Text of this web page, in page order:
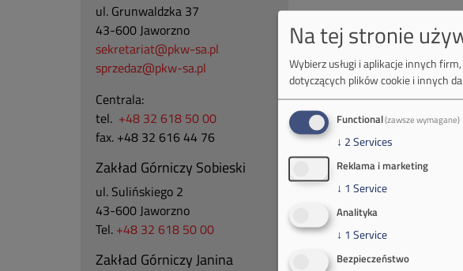
ul. Grunwaldzka 37
43-600 Jaworzno
sekretariat@pkw-sa.pl
sprzedaz@pkw-sa.pl
Centrala:
tel. +48 32 618 50 00
fax. +48 32 616 44 76
Zakład Górniczy Sobieski
ul. Sulińskiego 2
43-600 Jaworzno
Tel. +48 32 618 50 00
Zakład Górniczy Janina
Na tej stronie
Wybierz usługi i aplikacje innych
dotyczących plików cookie i innych
Functional(zawsze wymagane)
↓ 2Services
Reklama i marketing
↓ 1 Service
Analityka
↓ 1 Service
Bezpieczeństwo